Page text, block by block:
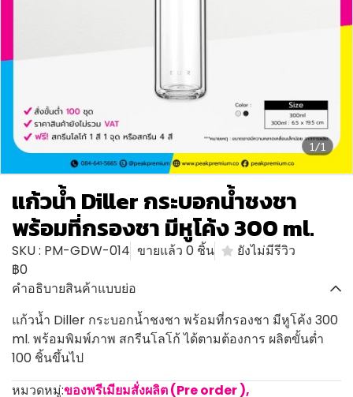
1/1
แก้วน้ำ Diller กระบอกน้ำชงชา
พร้อมที่กรองชา มีหูโค้ง 300 ml.
SKU : PM-GDW-014 ขายแล้ว 0 ชิ้น
ยังไม่มีรีวิว
฿0
คำอธิบายสินค้าแบบย่อ
แก้วน้ำ Diller กระบอกน้ำชงชา พร้อมที่กรองชา มีหูโค้ง 300
ml. พร้อมพิมพ์ภาพ สกรีนโลโก้ ได้ตามต้องการ ผลิตขั้นต่ำ
100 ชิ้นขึ้นไป
หมวดหมู่:ของพรีเมียมสั่งผลิต (Pre order ),